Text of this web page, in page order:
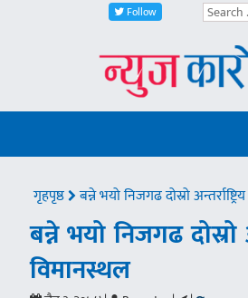
Follow
गृहपृष्ठ बन्ने भयो निजगढ दोस्रो
बन्ने भयो निजगढ दोस्रो
विमानस्थल